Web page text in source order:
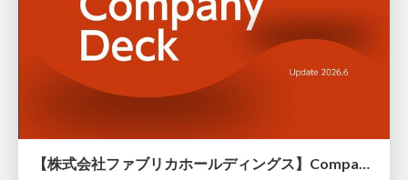
【株式会社ファブリカホールディングス】Company deck